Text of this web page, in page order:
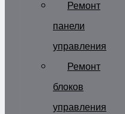
Ремонт
панели
управления
Ремонт
блоков
управления